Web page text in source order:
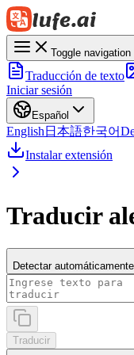
Toggle navigation
Traducción de texto
Iniciar sesión
Español
English 日本語한국어
Instalar extensión
Traducir
Detectar automáticamente
Traducir